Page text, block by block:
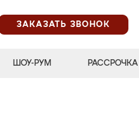
ЗАКАЗАТЬ ЗВОНОК
ШОУ-РУМ РАССРОЧКА